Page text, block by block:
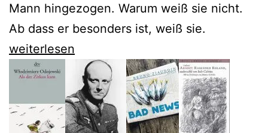
Mann hingezogen. Warum weiß sie nicht.
Ab dass er besonders ist, weiß sie.
Thea
Dorn
die
faustische
weiterlesen